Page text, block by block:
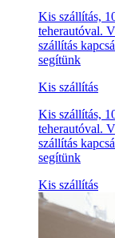
Kis szállítás,
teherautóval.
szállítás
segítünk
Kis szállítás
Kis szállítás,
teherautóval.
szállítás
segítünk
Kis szállítás